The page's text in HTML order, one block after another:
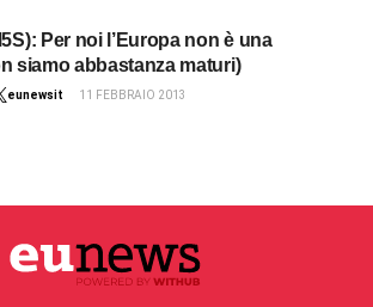
Per noi l’Europa non è una
siamo abbastanza maturi)
eunewsit 11 FEBBRAIO 2013